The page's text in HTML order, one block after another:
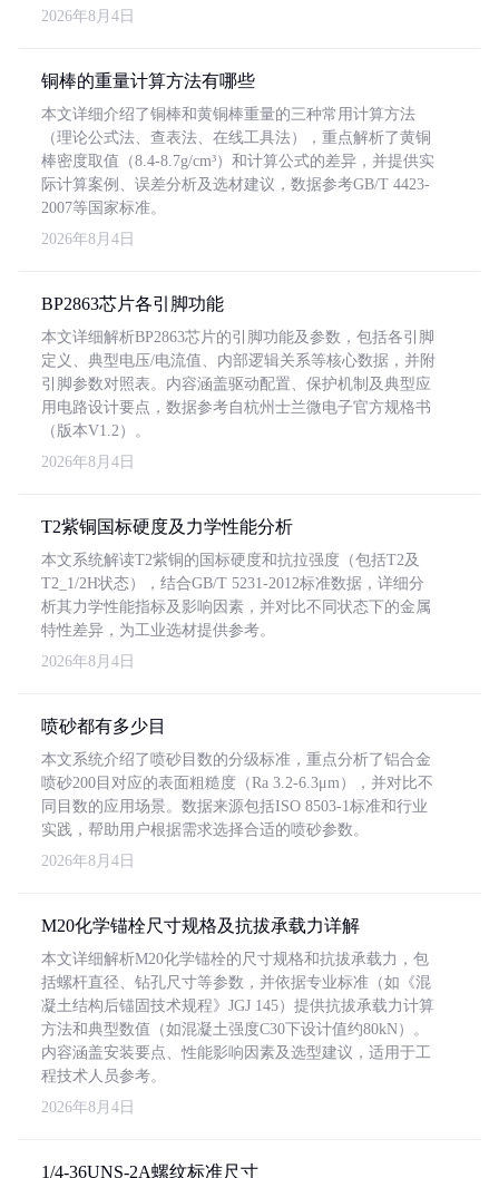
2026年8月4日
铜棒的重量计算方法有哪些
本文详细介绍了铜棒和黄铜棒重量的三种常用计算方法
（理论公式法、查表法、在线工具法），重点解析了黄铜
棒密度取值（8.4-8.7g/cm³）和计算公式的差异，并提供实
际计算案例、误差分析及选材建议，数据参考GB/T 4423-
2007等国家标准。
2026年8月4日
BP2863芯片各引脚功能
本文详细解析BP2863芯片的引脚功能及参数，包括各引脚
定义、典型电压/电流值、内部逻辑关系等核心数据，并附
引脚参数对照表。内容涵盖驱动配置、保护机制及典型应
用电路设计要点，数据参考自杭州士兰微电子官方规格书
（版本V1.2）。
2026年8月4日
T2紫铜国标硬度及力学性能分析
本文系统解读T2紫铜的国标硬度和抗拉强度（包括T2及
T2_1/2H状态），结合GB/T 5231-2012标准数据，详细分
析其力学性能指标及影响因素，并对比不同状态下的金属
特性差异，为工业选材提供参考。
2026年8月4日
喷砂都有多少目
本文系统介绍了喷砂目数的分级标准，重点分析了铝合金
喷砂200目对应的表面粗糙度（Ra 3.2-6.3μm），并对比不
同目数的应用场景。数据来源包括ISO 8503-1标准和行业
实践，帮助用户根据需求选择合适的喷砂参数。
2026年8月4日
M20化学锚栓尺寸规格及抗拔承载力详解
本文详细解析M20化学锚栓的尺寸规格和抗拔承载力，包
括螺杆直径、钻孔尺寸等参数，并依据专业标准（如《混
凝土结构后锚固技术规程》JGJ 145）提供抗拔承载力计算
方法和典型数值（如混凝土强度C30下设计值约80kN）。
内容涵盖安装要点、性能影响因素及选型建议，适用于工
程技术人员参考。
2026年8月4日
1/4-36UNS-2A螺纹标准尺寸